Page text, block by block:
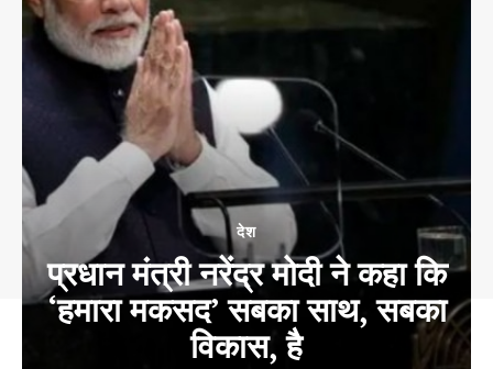
देश
प्रधान मंत्री नरेंद्र मोदी ने कहा कि
‘हमारा मकसद’ सबका साथ, सबका
विकास, है